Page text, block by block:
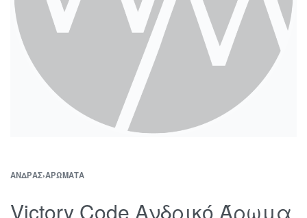
ΆΝΔΡΑΣ›ΑΡΏΜΑΤΑ
Victory Code Ανδρικό Άρωμα